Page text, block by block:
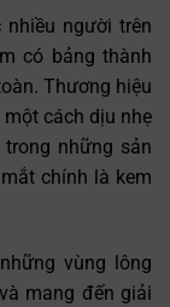
người trên
có bảng thành
Thương hiệu
cách dịu nhẹ
những sản
chính là kem
vùng lông
mang đến giải